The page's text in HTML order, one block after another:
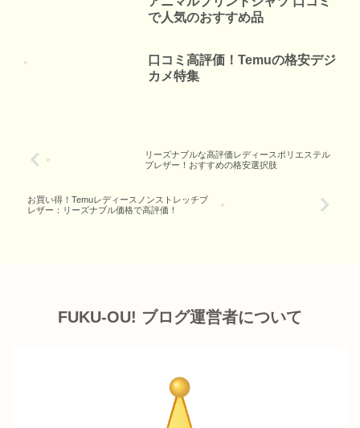
で人気のおすすめ品
口コミ高評価！Temuの格安デジ
カメ特集
リーズナブルな高評価レディースポリエステル
ブレザー！おすすめの格安選択肢
お買い得！Temuレディースノンストレッチブ
レザー：リーズナブル価格で高評価！
FUKU-OU! ブログ運営者について